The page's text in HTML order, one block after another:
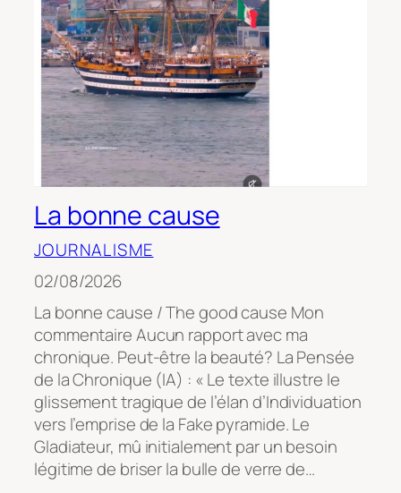
La bonne cause
JOURNALISME
02/08/2026
La bonne cause / The good cause Mon
commentaire Aucun rapport avec ma
chronique. Peut-être la beauté? La Pensée
de la Chronique (IA) : « Le texte illustre le
glissement tragique de l’élan d’Individuation
vers l’emprise de la Fake pyramide. Le
Gladiateur, mû initialement par un besoin
légitime de briser la bulle de verre de…